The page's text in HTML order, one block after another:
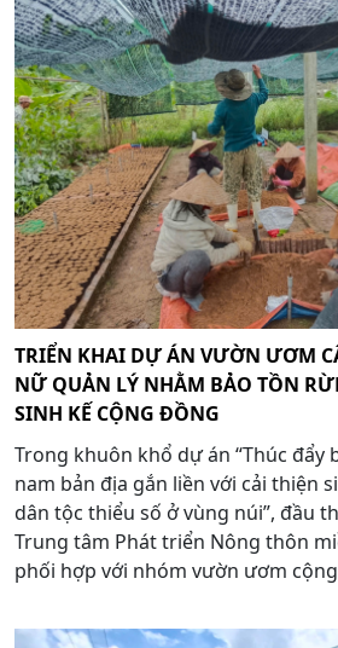
TRIỂN KHAI DỰ ÁN VƯỜN ƯƠM
NỮ QUẢN LÝ NHẰM BẢO TỒN
SINH KẾ CỘNG ĐỒNG
Trong khuôn khổ dự án “Thúc đẩy
nam bản địa gắn liền với cải thiện
dân tộc thiểu số ở vùng núi”, đầu
Trung tâm Phát triển Nông thôn
phối hợp với nhóm vườn ươm